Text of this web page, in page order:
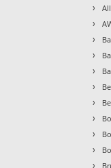
›
›
›
›
›
›
›
›
›
›
›